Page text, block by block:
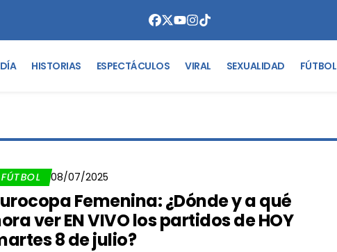
HISTORIAS ESPECTÁCULOS VIRAL SEXUALIDAD FÚTBOL
FÚTBOL 08/07/2025
Femenina: ¿Dónde y a qué
ver EN VIVO los partidos de HOY
8 de julio?